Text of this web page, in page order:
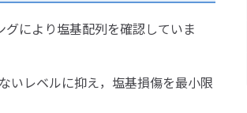
により塩基配列を確認していま
いレベルに抑え，塩基損傷を最小限